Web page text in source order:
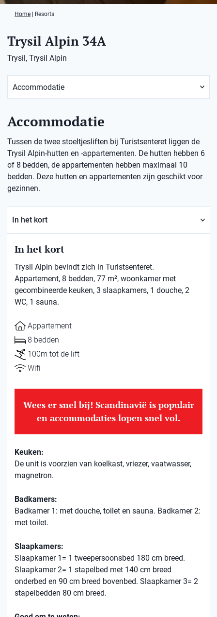
Home Resorts
Trysil Alpin 34A
Trysil, Trysil Alpin
Accommodatie
Tussen de twee stoeltjesliften bij Turistsenteret liggen de
Trysil Alpin-hutten en -appartementen. De hutten hebben 6
of 8 bedden, de appartementen hebben maximaal 10
bedden. Deze hutten en appartementen zijn geschikt voor
gezinnen.
In het kort
In het kort
Trysil Alpin bevindt zich in Turistsenteret.
Appartement, 8 bedden, 77 m², woonkamer met
gecombineerde keuken, 3 slaapkamers, 1 douche, 2
WC, 1 sauna.
Appartement
8 bedden
100m tot de lift
Wifi
Wees er snel bij! Scandinavië is populair
en accommodaties lopen snel vol.
Keuken:
De unit is voorzien van koelkast, vriezer, vaatwasser,
magnetron.
Badkamers:
Badkamer 1: met douche, toilet en sauna. Badkamer 2:
met toilet.
Slaapkamers:
Slaapkamer 1= 1 tweepersoonsbed 180 cm breed.
Slaapkamer 2= 1 stapelbed met 140 cm breed
onderbed en 90 cm breed bovenbed. Slaapkamer 3= 2
stapelbedden 80 cm breed.